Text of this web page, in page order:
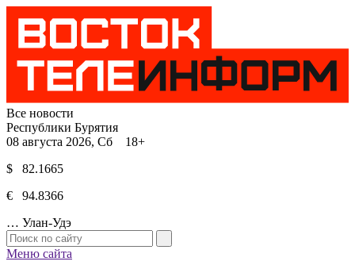
Все новости
Республики Бурятия
08 августа 2026, Сб 18+
$ 82.1665
€ 94.8366
… Улан-Удэ
Меню сайта